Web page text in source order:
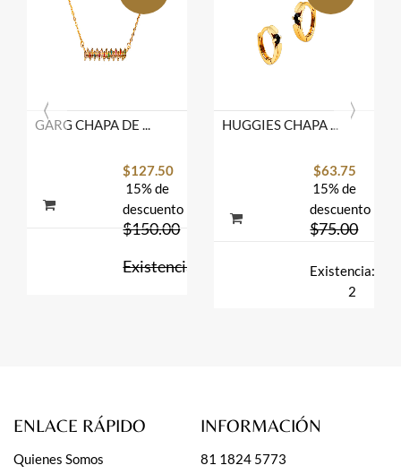
GARG CHAPA DE ORO LINEA C/P COLOR MEX.
$127.50
15% de
descuento
$150.00
Existencia:
HUGGIES CHAPA DE ORO CH C/P NEGRA MEX.
$63.75
15% de
descuento
$75.00
Existencia:
2
ENLACE RÁPIDO
Quienes Somos
INFORMACIÓN
81 1824 5773